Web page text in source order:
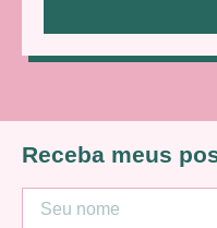
Receba meus